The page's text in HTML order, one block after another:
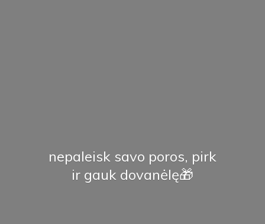
nepaleisk savo poros, pirk
ir gauk dovanėlę🎁